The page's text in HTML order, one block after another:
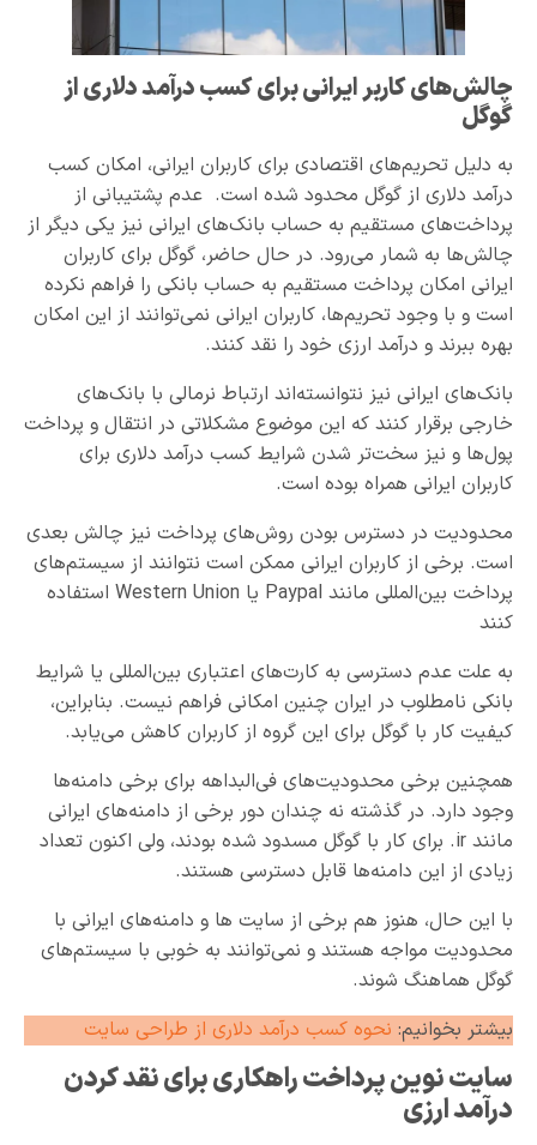
چالش‌های کاربر ایرانی برای کسب درآمد دلاری از
گوگل
به دلیل تحریم‌های اقتصادی برای کاربران ایرانی، امکان کسب
درآمد دلاری از گوگل محدود شده است. عدم پشتیبانی از
پرداخت‌های مستقیم به حساب بانک‌های ایرانی نیز یکی دیگر از
چالش‌ها به شمار می‌رود. در حال حاضر، گوگل برای کاربران
ایرانی امکان پرداخت مستقیم به حساب بانکی را فراهم نکرده
است و با وجود تحریم‌ها، کاربران ایرانی نمی‌توانند از این امکان
بهره ببرند و درآمد ارزی خود را نقد کنند‌.
بانک‌های ایرانی نیز نتوانسته‌اند ارتباط نرمالی با بانک‌های
خارجی برقرار کنند که این موضوع مشکلاتی در انتقال و پرداخت
پول‌ها و نیز سخت‌تر شدن شرایط کسب درآمد دلاری برای
کاربران ایرانی همراه بوده است.
محدودیت در دسترس بودن روش‌های پرداخت نیز چالش بعدی
است. برخی از کاربران ایرانی ممکن است نتوانند از سیستم‌های
پرداخت بین‌المللی مانند Paypal یا Western Union استفاده
کنند‌
به علت عدم دسترسی به کارت‌های اعتباری بین‌المللی یا شرایط
بانکی نامطلوب در ایران چنین امکانی فراهم نیست. بنابراین،
کیفیت کار با گوگل برای این گروه از کاربران کاهش می‌یابد.
همچنین برخی محدودیت‌های فی‌البداهه برای برخی دامنه‌ها
وجود دارد. در گذشته نه چندان دور برخی از دامنه‌های ایرانی
مانند ir. برای کار با گوگل مسدود شده بودند، ولی اکنون تعداد
زیادی از این دامنه‌ها قابل دسترسی هستند.
با این حال، هنوز هم برخی از سایت ها و دامنه‌های ایرانی با
محدودیت مواجه هستند و نمی‌توانند به خوبی با سیستم‌های
گوگل هماهنگ شوند.
بیشتر بخوانیم: نحوه کسب درآمد دلاری از طراحی سایت
سایت نوین پرداخت راهکاری برای نقد کردن
درآمد ارزی